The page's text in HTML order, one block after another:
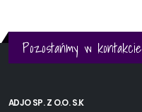
Pozostańmy w kontakcie
ADJO SP. Z O.O. S.K